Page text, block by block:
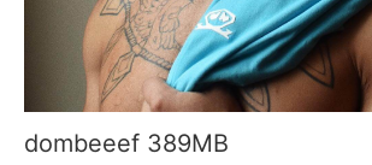
dombeeef 389MB